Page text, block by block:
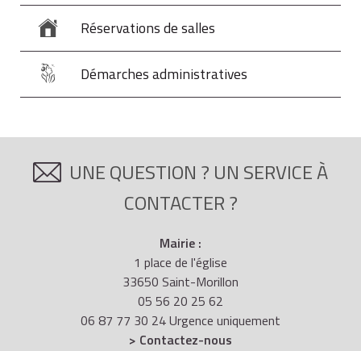
Réservations de salles
Démarches administratives
UNE QUESTION ? UN SERVICE À
CONTACTER ?
Mairie :
1 place de l'église
33650 Saint-Morillon
05 56 20 25 62
06 87 77 30 24 Urgence uniquement
> Contactez-nous